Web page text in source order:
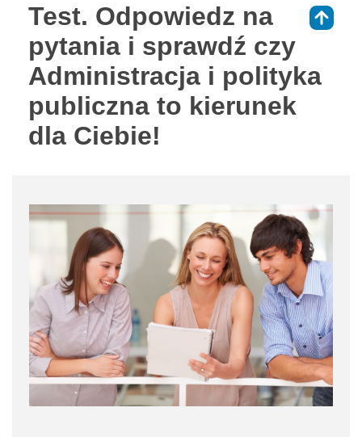
Test. Odpowiedz na
pytania i sprawdź czy
Administracja i polityka
publiczna to kierunek
dla Ciebie!